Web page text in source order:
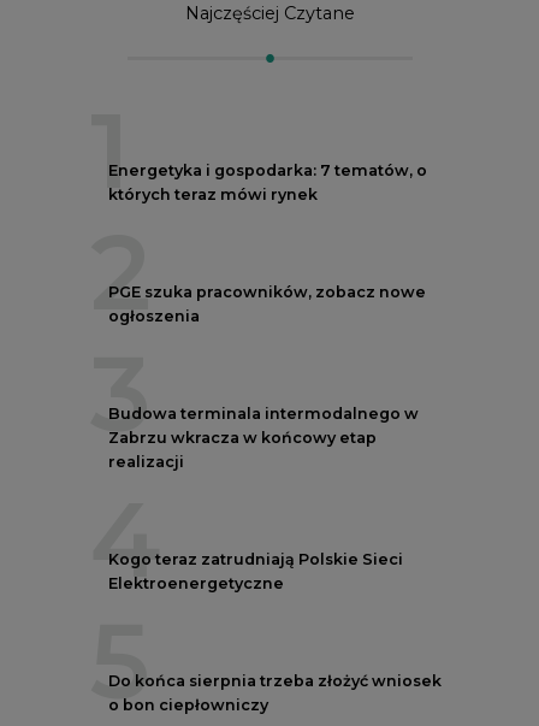
Najczęściej Czytane
1
Energetyka i gospodarka: 7 tematów, o
których teraz mówi rynek
2
PGE szuka pracowników, zobacz nowe
ogłoszenia
3
Budowa terminala intermodalnego w
Zabrzu wkracza w końcowy etap
realizacji
4
Kogo teraz zatrudniają Polskie Sieci
Elektroenergetyczne
5
Do końca sierpnia trzeba złożyć wniosek
o bon ciepłowniczy